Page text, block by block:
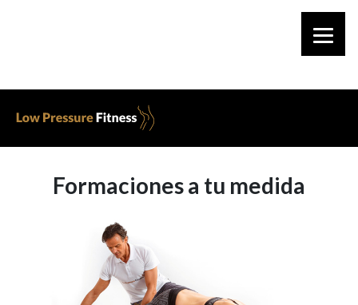
Formaciones a tu medida